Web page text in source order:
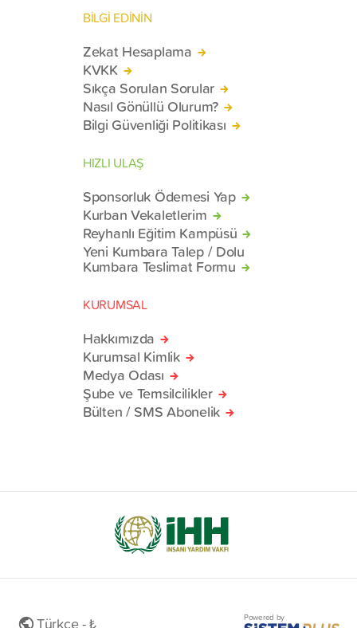
BİLGİ EDİNİN
Zekat Hesaplama
KVKK
Sıkça Sorulan Sorular
Nasıl Gönüllü Olurum?
Bilgi Güvenliği Politikası
HIZLI ULAŞ
Sponsorluk Ödemesi Yap
Kurban Vekaletlerim
Reyhanlı Eğitim Kampüsü
Yeni Kumbara Talep / Dolu
Kumbara Teslimat Formu
KURUMSAL
Hakkımızda
Kurumsal Kimlik
Medya Odası
Şube ve Temsilcilikler
Bülten / SMS Abonelik
Türkçe - ₺ Powered by